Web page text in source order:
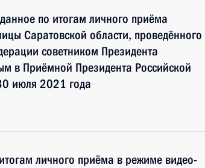
по итогам личного приёма
Саратовской области, проведённого
советником Президента
в Приёмной Президента Российской
июля 2021 года
личного приёма в режиме видео-